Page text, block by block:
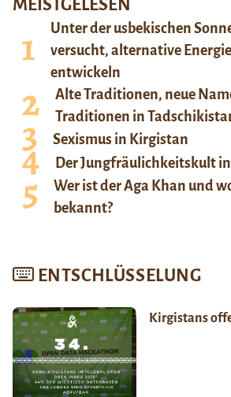
MEISTGELESEN
Unter der usbekischen
versucht, alternative
entwickeln
Alte Traditionen, neue
Traditionen in
Sexismus in Kirgistan
Der Jungfräulichkeitskult
Wer ist der Aga Khan und
bekannt?
ENTSCHLÜSSELUNG
Kirgistans